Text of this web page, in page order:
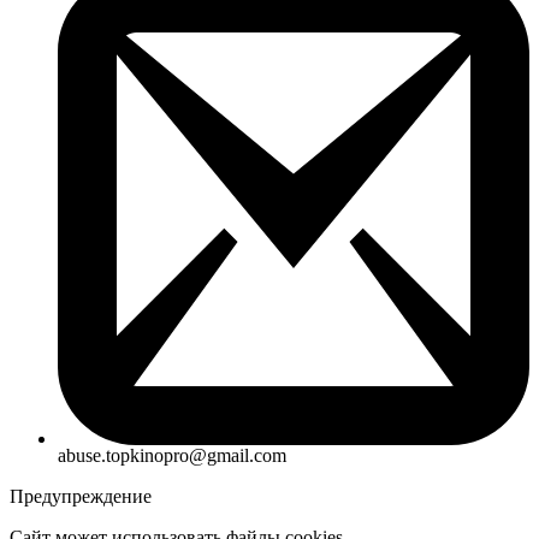
abuse.topkinopro@gmail.com
Предупреждение